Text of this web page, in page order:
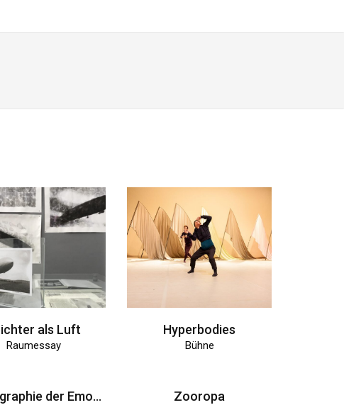
als Luft
Raumessay
Hyperbodies
Bühne
Pornographie der Emotionen Zooropa